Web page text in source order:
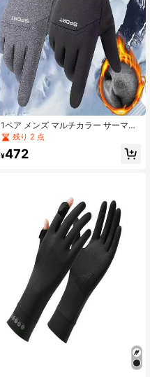
1ペア メンズ マルチカラー サーマル
裏地 暖かい タッチスクリーン対応
滑り止め手袋 サイクリング、運転、
ランニング、朝の運動、ワークアウ
残り 2 点
¥472